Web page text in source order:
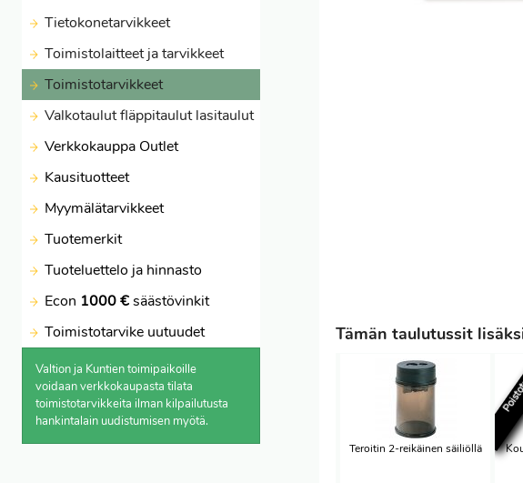
Tietokonetarvikkeet
Toimistolaitteet ja tarvikkeet
Toimistotarvikkeet
Valkotaulut fläppitaulut lasitaulut
Verkkokauppa Outlet
Kausituotteet
Myymälätarvikkeet
Tuotemerkit
Tuoteluettelo ja hinnasto
Econ 1000 €säästövinkit
Toimistotarvike uutuudet
Valtion ja Kuntien toimipaikoille
voidaan verkkokaupasta tilata
toimistotarvikkeita ilman kilpailutusta
hankintalain uudistumisen myötä.
Tämän taulutussit
Teroitin 2-reikäinen säiliöllä